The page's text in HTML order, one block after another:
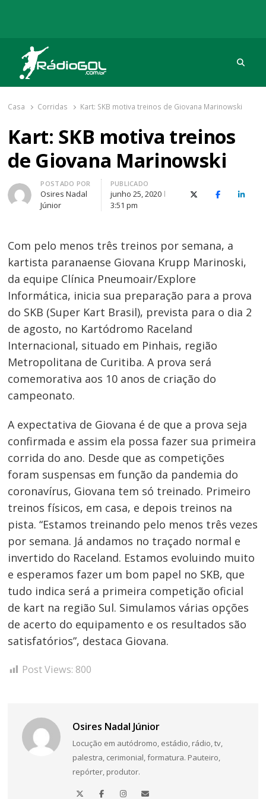
Rádio Gol
Há mais de 20 anos com as melhores coberturas
Casa Corridas Kart: SKB motiva treinos de Giovana Marinowski
Kart: SKB motiva treinos
de Giovana Marinowski
Autor
POSTADO POR
Osires Nadal
Júnior
PUBLICADO
junho 25, 2020
3:51 pm
X (Twitter)Facebook
O
Com pelo menos três treinos por semana, a
kartista paranaense Giovana Krupp Marinoski,
da equipe Clínica Pneumoair/Explore
Informática, inicia sua preparação para a prova
do SKB (Super Kart Brasil), prevista para o dia 2
de agosto, no Kartódromo Raceland
Internacional, situado em Pinhais, região
Metropolitana de Curitiba. A prova será
comemorativa aos 10 anos de criação do
campeonato.
A expectativa de Giovana é de que a prova seja
confirmada e assim ela possa fazer sua primeira
corrida do ano. Desde que as competições
foram suspensas em função da pandemia do
coronavírus, Giovana tem só treinado. Primeiro
treinos físicos, em casa, e depois treinos na
pista. “Estamos treinando pelo menos três vezes
por semana. Já andamos no traçado normal e
invertido do Raceland. Estamos evoluindo muito
e esperamos fazer um bom papel no SKB, que
tudo indica será a primeira competição oficial
de kart na região Sul. Simulamos várias opções
de acerto do equipamento e os resultados são
satisfatórios”, destaca Giovana.
Post Views: 800
Osires Nadal Júnior
Locução em autódromo, estádio, rádio, tv,
palestra, cerimonial, formatura. Pauteiro,
repórter, produtor.
Navegação
de
Post